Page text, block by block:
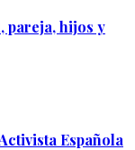
pareja, hijos y
Española